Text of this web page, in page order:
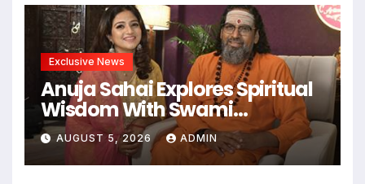
Exclusive News
Anuja Sahai Explores Spiritual
Wisdom With Swami
Abhedananda On Articulate
With Anuja
AUGUST 5, 2026 ADMIN